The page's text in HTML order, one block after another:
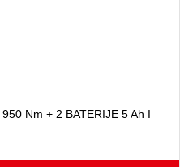
Nm + 2 BATERIJE 5 Ah I